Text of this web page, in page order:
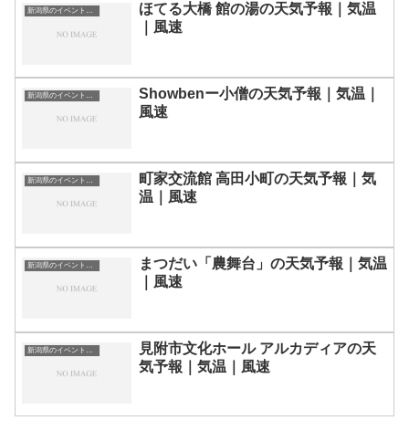
新潟県のイベント会場一覧
ほてる大橋 館の湯の天気予報｜気温
｜風速
新潟県のイベント会場一覧
Showbenー小僧の天気予報｜気温｜
風速
町家交流館 高田小町の天気予報｜気
温｜風速
まつだい「農舞台」の天気予報｜気温
｜風速
見附市文化ホール アルカディアの天
気予報｜気温｜風速